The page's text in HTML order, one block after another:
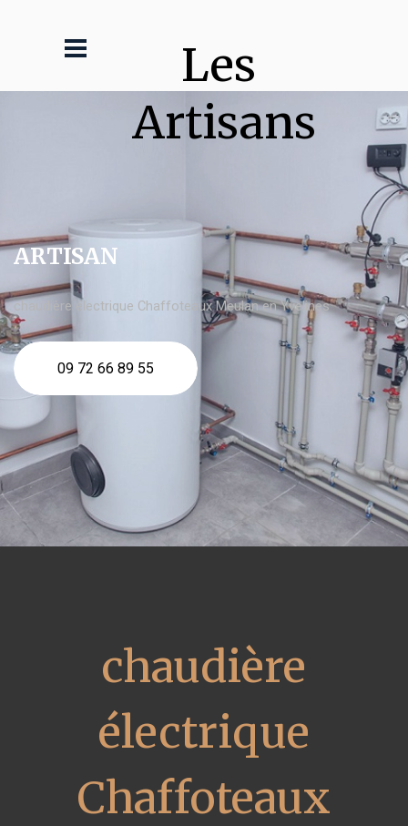
Les
Artisans
ARTISAN
chaudière électrique Chaffoteaux Meulan en Yvelines
09 72 66 89 55
chaudière
électrique
Chaffoteaux